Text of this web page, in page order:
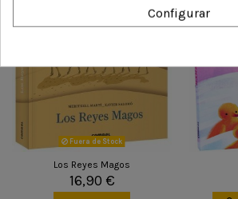
Fuera de Stock
Los Reyes Magos
16,90 €
Configurar